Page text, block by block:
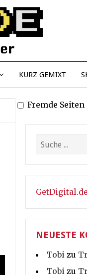
KURZ GEMIXT
Fremde
NEUESTE
Tobi zu
Tobi zu